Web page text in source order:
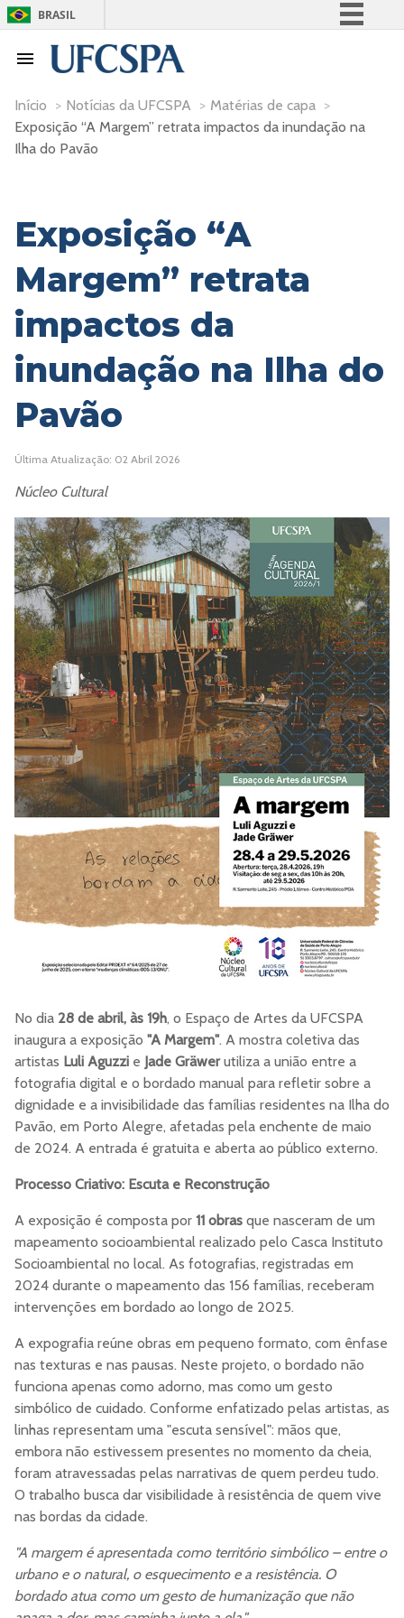
BRASIL
Participe
Acesso à informação
Início > Notícias da UFCSPA > Matérias de capa >
Exposição “A Margem” retrata impactos da inundação na
Ilha do Pavão
Exposição “A
Margem” retrata
impactos da
inundação na Ilha do
Pavão
Última Atualização: 02 Abril 2026
Núcleo Cultural
No dia 28 de abril, às 19h, o Espaço de Artes da UFCSPA
inaugura a exposição "A Margem". A mostra coletiva das
artistas Luli Aguzzi e Jade Gräwerutiliza a união entre a
fotografia digital e o bordado manual para refletir sobre a
dignidade e a invisibilidade das famílias residentes na Ilha do
Pavão, em Porto Alegre, afetadas pela enchente de maio
de 2024. A entrada é gratuita e aberta ao público externo.
Processo Criativo: Escuta e Reconstrução
A exposição é composta por 11 obras que nasceram de um
mapeamento socioambiental realizado pelo Casca Instituto
Socioambiental no local. As fotografias, registradas em
2024 durante o mapeamento das 156 famílias, receberam
intervenções em bordado ao longo de 2025.
A expografia reúne obras em pequeno formato, com ênfase
nas texturas e nas pausas. Neste projeto, o bordado não
funciona apenas como adorno, mas como um gesto
simbólico de cuidado. Conforme enfatizado pelas artistas, as
linhas representam uma "escuta sensível": mãos que,
embora não estivessem presentes no momento da cheia,
foram atravessadas pelas narrativas de quem perdeu tudo.
O trabalho busca dar visibilidade à resistência de quem vive
nas bordas da cidade.
"A margem é apresentada como território simbólico – entre o
urbano e o natural, o esquecimento e a resistência. O
bordado atua como um gesto de humanização que não